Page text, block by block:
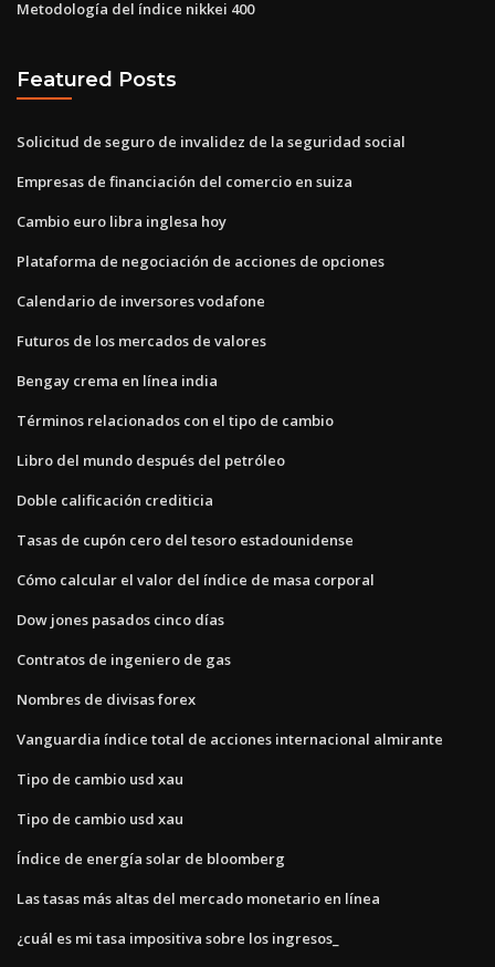
Metodología del índice nikkei 400
Featured Posts
Solicitud de seguro de invalidez de la seguridad social
Empresas de financiación del comercio en suiza
Cambio euro libra inglesa hoy
Plataforma de negociación de acciones de opciones
Calendario de inversores vodafone
Futuros de los mercados de valores
Bengay crema en línea india
Términos relacionados con el tipo de cambio
Libro del mundo después del petróleo
Doble calificación crediticia
Tasas de cupón cero del tesoro estadounidense
Cómo calcular el valor del índice de masa corporal
Dow jones pasados ​​cinco días
Contratos de ingeniero de gas
Nombres de divisas forex
Vanguardia índice total de acciones internacional almirante
Tipo de cambio usd xau
Tipo de cambio usd xau
Índice de energía solar de bloomberg
Las tasas más altas del mercado monetario en línea
¿cuál es mi tasa impositiva sobre los ingresos_